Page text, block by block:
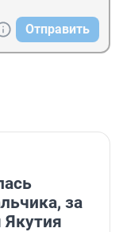
Отправить
за
Якутия